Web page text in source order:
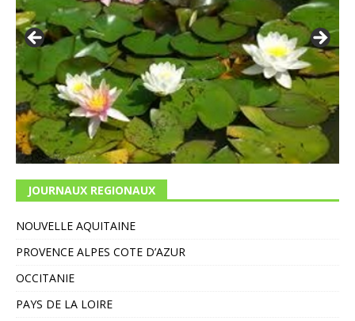
JOURNAUX REGIONAUX
NOUVELLE AQUITAINE
PROVENCE ALPES COTE D’AZUR
OCCITANIE
PAYS DE LA LOIRE